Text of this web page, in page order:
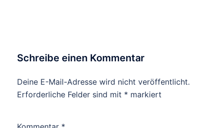
Schreibe einen Kommentar
Deine E-Mail-Adresse wird nicht veröffentlicht.
Erforderliche Felder sind mit * markiert